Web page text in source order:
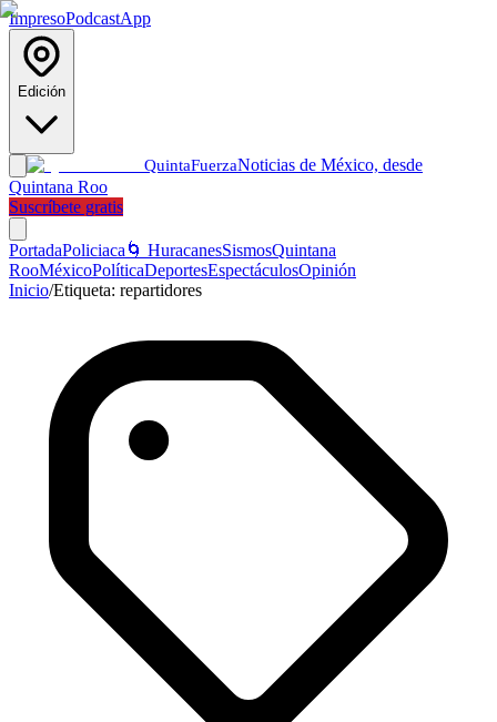
ImpresoPodcastApp
Edición
QuintaFuerzaNoticias de México, desde
Quintana Roo
Suscríbete gratis
PortadaPoliciaca 🌀 HuracanesSismosQuintana
RooMéxicoPolíticaDeportesEspectáculosOpinión
Inicio/Etiqueta: repartidores